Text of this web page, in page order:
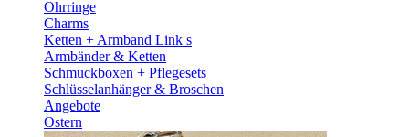
Ohrringe
Charms
Ketten + Armband Link s
Armbänder & Ketten
Schmuckboxen + Pflegesets
Schlüsselanhänger & Broschen
Angebote
Ostern